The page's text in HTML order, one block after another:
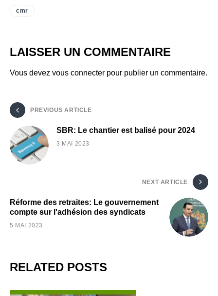
cmr
LAISSER UN COMMENTAIRE
Vous devez vous connecter pour publier un commentaire.
PREVIOUS ARTICLE
SBR: Le chantier est balisé pour 2024
3 MAI 2023
NEXT ARTICLE
Réforme des retraites: Le gouvernement
compte sur l'adhésion des syndicats
5 MAI 2023
RELATED POSTS